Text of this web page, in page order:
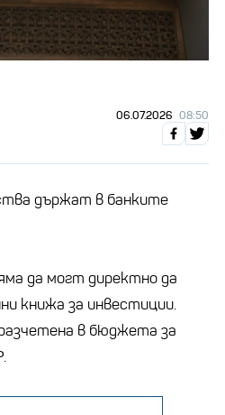
06.07.2026 08:50
държат в банките
да могт директно да
книжа за инвестиции.
в бюджета за